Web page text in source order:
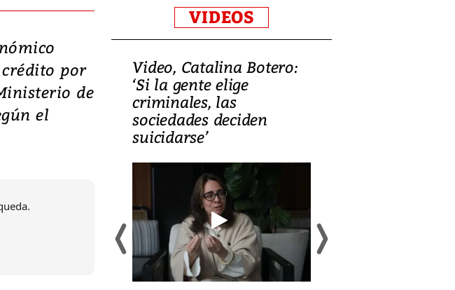
por
de
el
VIDEOS
Terremoto
y graves
Video, Catalina Botero:
‘Si la gente elige
criminales, las
sociedades deciden
suicidarse’